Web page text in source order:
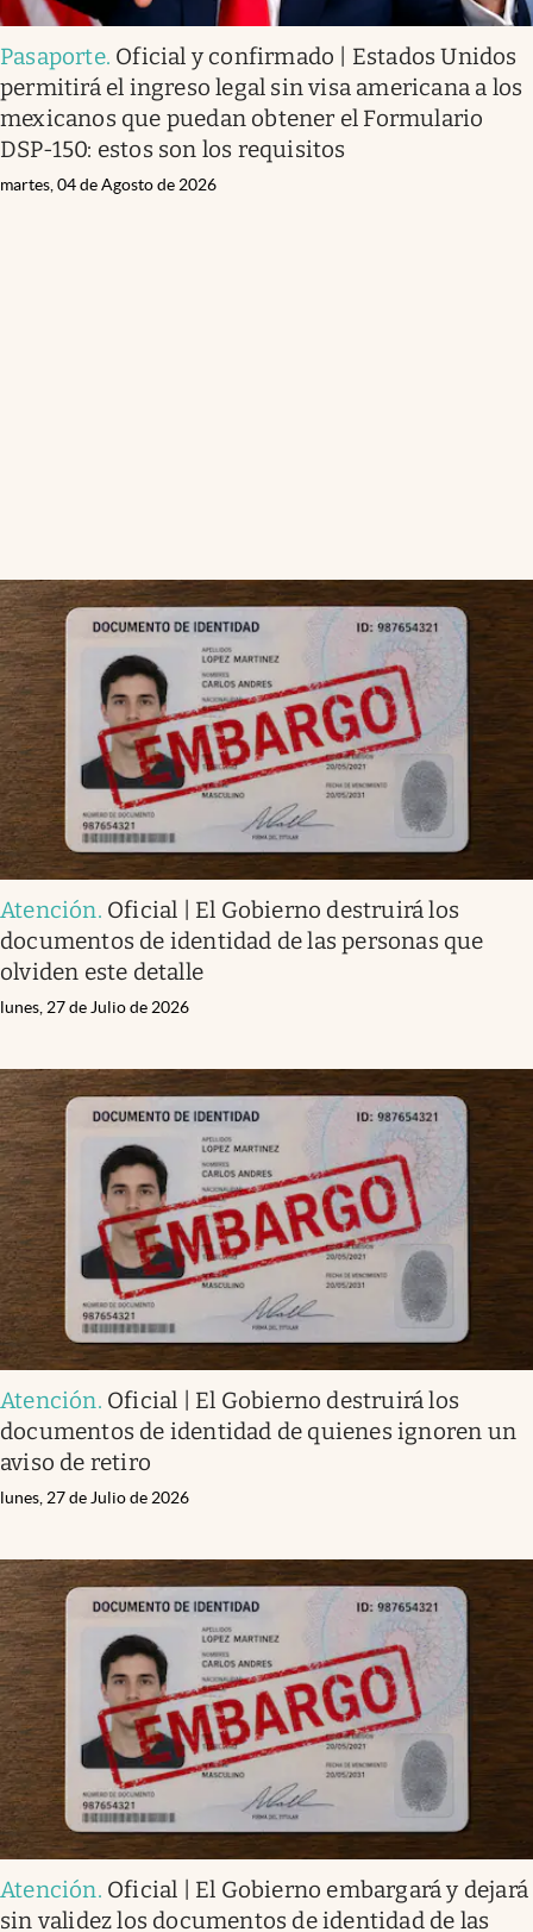
Pasaporte. Oficial y confirmado | Estados Unidos
permitirá el ingreso legal sin visa americana a los
mexicanos que puedan obtener el Formulario
DSP-150: estos son los requisitos
martes, 04 de Agosto de 2026
Atención. Oficial | El Gobierno destruirá los
documentos de identidad de las personas que
olviden este detalle
lunes, 27 de Julio de 2026
Atención. Oficial | El Gobierno destruirá los
documentos de identidad de quienes ignoren un
aviso de retiro
lunes, 27 de Julio de 2026
Atención. Oficial | El Gobierno embargará y dejará
sin validez los documentos de identidad de las